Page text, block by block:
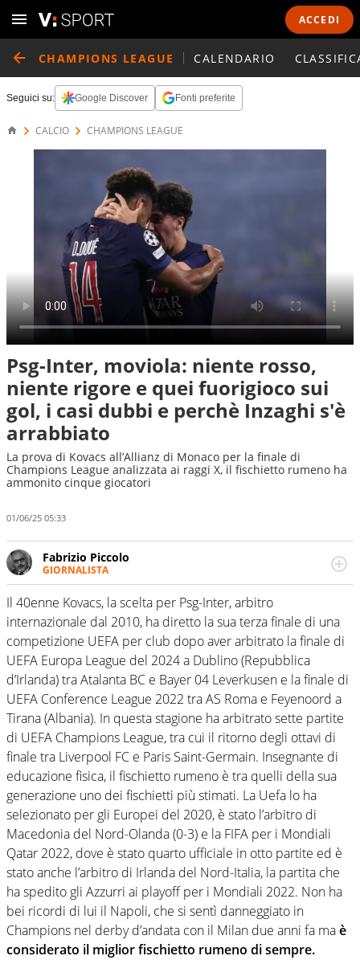
ACCEDI
CHAMPIONS LEAGUE CALENDARIO
Seguici su: Google Discover Fonti preferite
CALCIO CHAMPIONS LEAGUE
Psg-Inter, moviola: niente rosso,
niente rigore e quei fuorigioco sui
gol, i casi dubbi e perchè Inzaghi s'è
arrabbiato
La prova di Kovacs all’Allianz di Monaco per la finale di
Champions League analizzata ai raggi X, il fischietto rumeno ha
ammonito cinque giocatori
01/06/25 05:33
Fabrizio Piccolo
GIORNALISTA
Nella sua carriera ha seguito numerose manifestazioni
sportive e collaborato con agenzie e testate. Esperienza,
competenza, conoscenza e memoria storica. Si occupa
prevalentemente di calcio
Il 40enne Kovacs, la scelta per Psg-Inter, arbitro
internazionale dal 2010, ha diretto la sua terza finale di una
competizione UEFA per club dopo aver arbitrato la finale di
UEFA Europa League del 2024 a Dublino (Repubblica
d’Irlanda) tra Atalanta BC e Bayer 04 Leverkusen e la finale di
UEFA Conference League 2022 tra AS Roma e Feyenoord a
Tirana (Albania). In questa stagione ha arbitrato sette partite
di UEFA Champions League, tra cui il ritorno degli ottavi di
finale tra Liverpool FC e Paris Saint-Germain. Insegnante di
educazione fisica, il fischietto rumeno è tra quelli della sua
generazione uno dei fischietti più stimati. La Uefa lo ha
selezionato per gli Europei del 2020, è stato l’arbitro di
Macedonia del Nord-Olanda (0-3) e la FIFA per i Mondiali
Qatar 2022, dove è stato quarto ufficiale in otto partite ed è
stato anche l’arbitro di Irlanda del Nord-Italia, la partita che
ha spedito gli Azzurri ai playoff per i Mondiali 2022. Non ha
bei ricordi di lui il Napoli, che si sentì danneggiato in
Champions nel derby d’andata con il Milan due anni fa maè
considerato il miglior fischietto rumeno di sempre.